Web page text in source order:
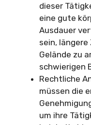
dieser
eine gute
Ausdauer
sein,
Gelände zu
schwierigen
Rechtliche
müssen die
um ihre